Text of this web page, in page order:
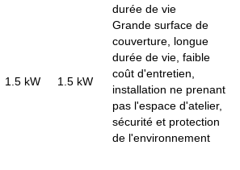
durée de vie
1.5 kW 1.5 kW
Grande surface de
couverture, longue
durée de vie, faible
coût d'entretien,
installation ne prenant
pas l'espace d'atelier,
sécurité et protection
de l'environnement